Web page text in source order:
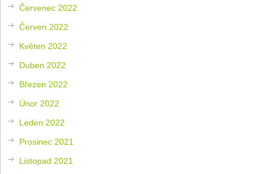
Červenec 2022
Červen 2022
Květen 2022
Duben 2022
Březen 2022
Únor 2022
Leden 2022
Prosinec 2021
Listopad 2021